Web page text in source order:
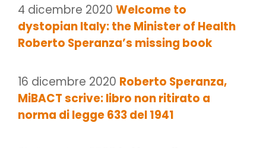
4 dicembre 2020 Welcome to
dystopian Italy: the Minister of Health
Roberto Speranza’s missing book
16 dicembre 2020 Roberto Speranza,
MiBACT scrive: libro non ritirato a
norma di legge 633 del 1941